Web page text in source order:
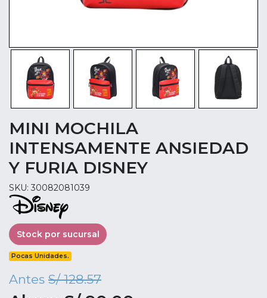
MINI MOCHILA
INTENSAMENTE ANSIEDAD
Y FURIA DISNEY
SKU: 30082081039
Stock por sucursal
Pocas Unidades.
Antes S/ 128.57